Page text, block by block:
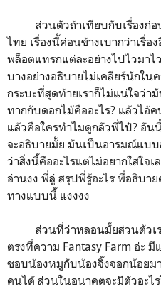
ส่วนตัวถ้าเทียบกับเรื่องก่อ
ไทย เรื่องนี้ค่อนข้างเบากว่าเรื่อ
พล็อตแทรกแต่ละอย่างไปไวมาไ
บางอย่างอธิบายไม่เคลียร์นักในค
กระบะที่สุดท้ายเราก็ไม่แน่ใจว่า
ทากกับดอกไม้คืออะไร? แล้วไอ้
แล้วคือใครทำไมดูกลัวพี่ไป๋? อัน
จะอธิบายมั้ย มันเป็นอารมณ์แบบ
ว่าสิ่งนี้คืออะไรแต่ไม่อยากใส่ใจ
อ่านงง พี่ลู่ สรุปพี่รู้อะไร พี่อธิบา
ทางแบบนี้ แงงงง
ส่วนที่ว่าหลอนมั้ยส่วนตัวเร
ตรงที่ความ Fantasy Farm อ่ะ มี
ชอบน้องหมูกับน้องจิ้งจอกน้อยม
คนได้ ส่วนในอนาคตจะมีตัวอะไ